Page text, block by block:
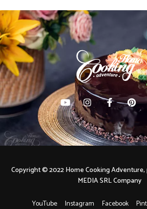
YouTube Instagram Facebook
Copyright © 2022 Home Cooking Adventure,
MEDIA SRL Company